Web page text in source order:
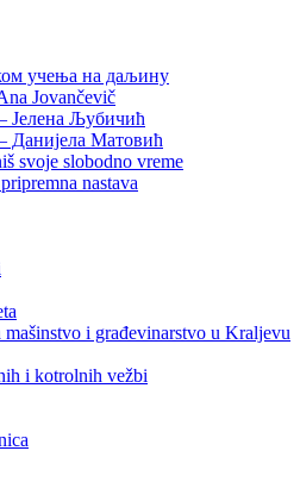
учења на даљину
Jovančevič
Јелена Љубичић
Данијела Матовић
svoje slobodno vreme
nastava
mašinstvo i građevinarstvo u Kraljevu
i kotrolnih vežbi